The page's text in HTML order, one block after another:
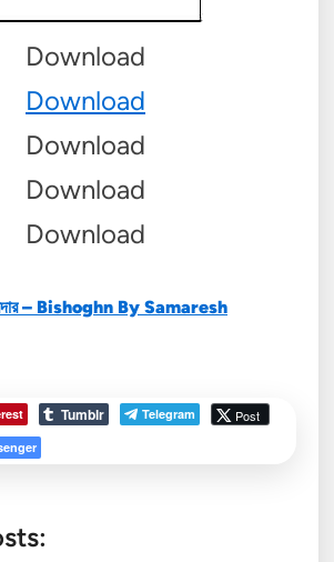
Download
Download
Download
Download
Download
– Bishoghn By Samaresh
Tumblr Telegram Post